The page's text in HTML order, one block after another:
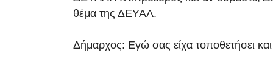
θέμα της ΔΕΥΑΛ.
Δήμαρχος: Εγώ σας είχα τοποθετήσει